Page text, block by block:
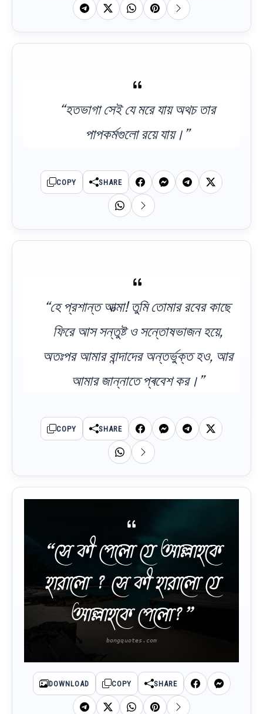
“হতভাগা সেই যে মরে যায় অথচ তার
পাপকর্মগুলো রয়ে যায়।”
COPY SHARE
“হে প্রশান্ত আত্মা! তুমি তোমার রবের কাছে
ফিরে আস সন্তুষ্ট ও সন্তোষভাজন হয়ে,
অতঃপর আমার বান্দাদের অন্তর্ভুক্ত হও, আর
আমার জান্নাতে প্ৰবেশ কর।”
COPY SHARE
“সে কী পেলো যে আল্লাহকে
হারালো ? সে কী হারালো যে
আল্লাহকে পেলো?”
DOWNLOAD COPY SHARE